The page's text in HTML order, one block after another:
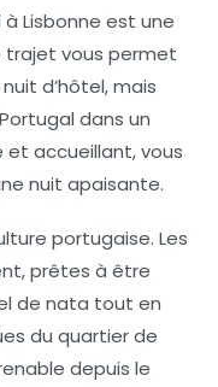
Lisbonne est une
trajet vous permet
d’hôtel, mais
dans un
accueillant, vous
nuit apaisante.
portugaise. Les
prêtes à être
de nata tout en
du quartier de
depuis le